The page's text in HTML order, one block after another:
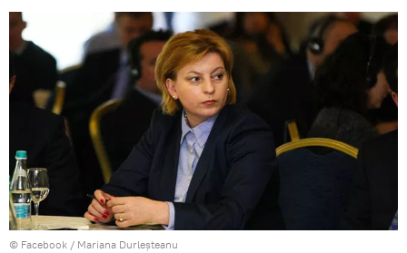
© Facebook / Mariana Durleșteanu